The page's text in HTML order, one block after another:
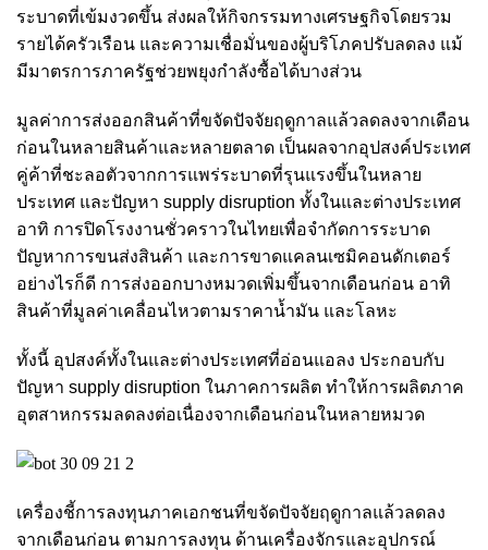
ระบาดที่เข้มงวดขึ้น ส่งผลให้กิจกรรมทางเศรษฐกิจโดยรวม
รายได้ครัวเรือน และความเชื่อมั่นของผู้บริโภคปรับลดลง แม้
มีมาตรการภาครัฐช่วยพยุงกำลังซื้อได้บางส่วน
มูลค่าการส่งออกสินค้าที่ขจัดปัจจัยฤดูกาลแล้วลดลงจากเดือน
ก่อนในหลายสินค้าและหลายตลาด เป็นผลจากอุปสงค์ประเทศ
คู่ค้าที่ชะลอตัวจากการแพร่ระบาดที่รุนแรงขึ้นในหลาย
ประเทศ และปัญหา supply disruption ทั้งในและต่างประเทศ
อาทิ การปิดโรงงานชั่วคราวในไทยเพื่อจำกัดการระบาด
ปัญหาการขนส่งสินค้า และการขาดแคลนเซมิคอนดักเตอร์
อย่างไรก็ดี การส่งออกบางหมวดเพิ่มขึ้นจากเดือนก่อน อาทิ
สินค้าที่มูลค่าเคลื่อนไหวตามราคาน้ำมัน และโลหะ
ทั้งนี้ อุปสงค์ทั้งในและต่างประเทศที่อ่อนแอลง ประกอบกับ
ปัญหา supply disruption ในภาคการผลิต ทำให้การผลิตภาค
อุตสาหกรรมลดลงต่อเนื่องจากเดือนก่อนในหลายหมวด
เครื่องชี้การลงทุนภาคเอกชนที่ขจัดปัจจัยฤดูกาลแล้วลดลง
จากเดือนก่อน ตามการลงทุน ด้านเครื่องจักรและอุปกรณ์